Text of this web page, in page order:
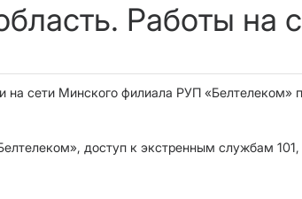
Работы на
на сети Минского филиала РУП «Белтелеком»
доступ к экстренным службам